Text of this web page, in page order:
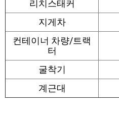
리치스태커
지게차
컨테이너 차량/트랙
터
굴착기
계근대